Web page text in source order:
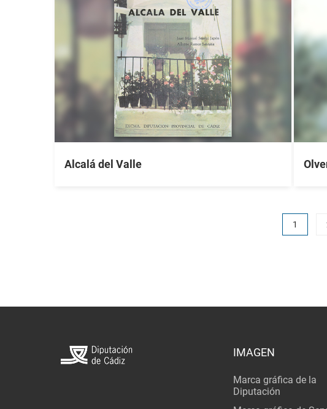
Alcalá del Valle
1
IMAGEN
Marca gráfica de la
Diputación